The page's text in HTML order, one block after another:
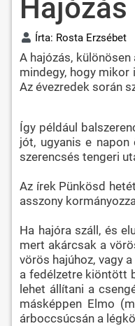
Hajózás
Írta: Rosta Erzsébet
A hajózás,
mindegy, hogy
Az évezredek során
Így például
jót, ugyanis e
szerencsés tengeri
Az írek Pünkösd
asszony
Ha hajóra száll, és
mert akárcsak a
vörös hajúhoz, vagy
a fedélzetre kiöntött
lehet állítani a
másképpen Elmo
árboccsúcsán a